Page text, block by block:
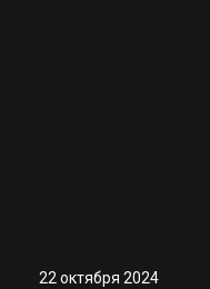
22 октября 2024